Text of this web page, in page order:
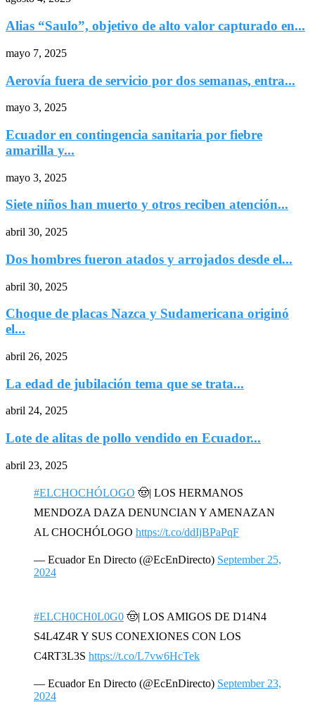
Alias “Saulo”, objetivo de alto valor capturado en...
mayo 7, 2025
Aerovía fuera de servicio por dos semanas, entra...
mayo 3, 2025
Ecuador en contingencia sanitaria por fiebre
amarilla y...
mayo 3, 2025
Siete niños han muerto y otros reciben atención...
abril 30, 2025
Dos hombres fueron atados y arrojados desde el...
abril 30, 2025
Choque de placas Nazca y Sudamericana originó
el...
abril 26, 2025
La edad de jubilación tema que se trata...
abril 24, 2025
Lote de alitas de pollo vendido en Ecuador...
abril 23, 2025
#ELCHOCHÓLOGO 🤠| LOS HERMANOS
MENDOZA DAZA DENUNCIAN Y AMENAZAN
AL CHOCHÓLOGO https://t.co/ddIjBPaPqF
— Ecuador En Directo (@EcEnDirecto) September 25,
2024
#ELCH0CH0L0G0 🤠| LOS AMIGOS DE D14N4
S4L4Z4R Y SUS CONEXIONES CON LOS
C4RT3L3S https://t.co/L7vw6HcTek
— Ecuador En Directo (@EcEnDirecto) September 23,
2024